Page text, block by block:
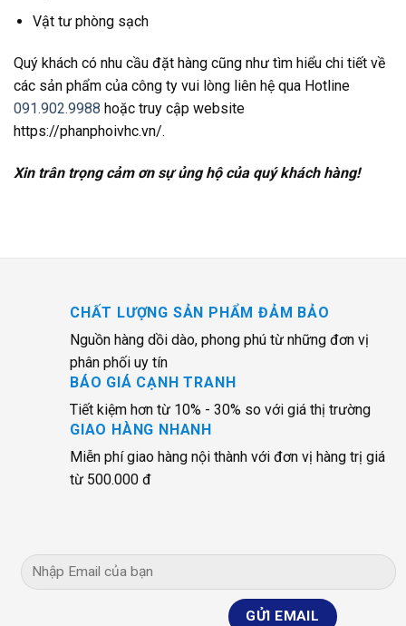
Vật tư phòng sạch
Quý khách có nhu cầu đặt hàng cũng như tìm hiểu chi tiết về
các sản phẩm của công ty vui lòng liên hệ qua Hotline
091.902.9988 hoặc truy cập website
https://phanphoivhc.vn/.
Xin trân trọng cảm ơn sự ủng hộ của quý khách hàng!
CHẤT LƯỢNG SẢN PHẨM ĐẢM BẢO
Nguồn hàng dồi dào, phong phú từ những đơn vị
phân phối uy tín
BÁO GIÁ CẠNH TRANH
Tiết kiệm hơn từ 10% - 30% so với giá thị trường
GIAO HÀNG NHANH
Miễn phí giao hàng nội thành với đơn vị hàng trị giá
từ 500.000 đ